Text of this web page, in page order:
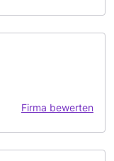
Firma bewerten